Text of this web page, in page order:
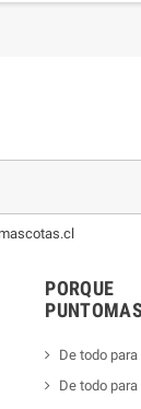
PORQUE
De todo
De todo para